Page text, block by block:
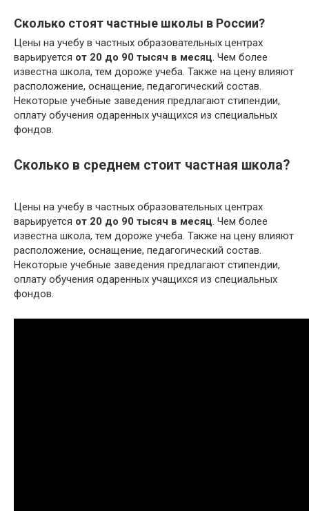
Сколько стоят частные школы в России?
Цены на учебу в частных образовательных центрах
варьируется от 20 до 90 тысяч в месяц. Чем более
известна школа, тем дороже учеба. Также на цену влияют
расположение, оснащение, педагогический состав.
Некоторые учебные заведения предлагают стипендии,
оплату обучения одаренных учащихся из специальных
фондов.
Сколько в среднем стоит частная школа?
Цены на учебу в частных образовательных центрах
варьируется от 20 до 90 тысяч в месяц. Чем более
известна школа, тем дороже учеба. Также на цену влияют
расположение, оснащение, педагогический состав.
Некоторые учебные заведения предлагают стипендии,
оплату обучения одаренных учащихся из специальных
фондов.